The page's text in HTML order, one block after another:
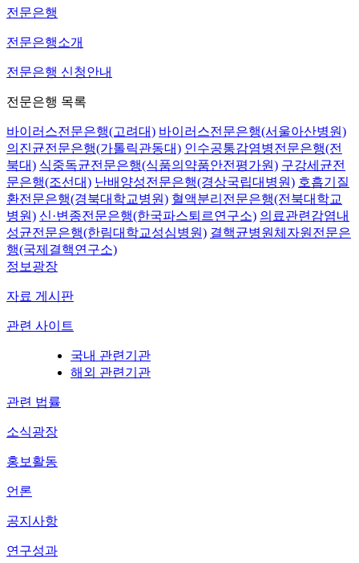
전문은행
전문은행소개
전문은행 신청안내
전문은행 목록
바이러스전문은행(고려대) 바이러스전문은행(서울아산병원)
의진균전문은행(가톨릭관동대) 인수공통감염병전문은행(전
북대) 식중독균전문은행(식품의약품안전평가원) 구강세균전
문은행(조선대) 난배양성전문은행(경상국립대병원) 호흡기질
환전문은행(경북대학교병원) 혈액분리전문은행(전북대학교
병원) 신·변종전문은행(한국파스퇴르연구소) 의료관련감염내
성균전문은행(한림대학교성심병원) 결핵균병원체자원전문은
행(국제결핵연구소)
정보광장
자료 게시판
관련 사이트
국내 관련기관
해외 관련기관
관련 법률
소식광장
홍보활동
언론
공지사항
연구성과